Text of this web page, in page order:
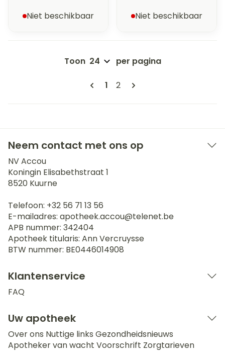
Niet beschikbaar Niet beschikbaar
Pagina's
U lees momenteel pagina
1 Pagina
2
Toon per pagina
Neem contact met ons op
NV Accou
Koningin Elisabethstraat 1
8520 Kuurne
Telefoon: +32 56 71 13 56
E-mailadres: apotheek.accou@telenet.be
APB nummer: 342404
Apotheek titularis: Ann Vercruysse
BTW nummer: BE0446014908
Klantenservice
FAQ
Uw apotheek
Over ons Nuttige links Gezondheidsnieuws
Apotheker van wacht Voorschrift Zorgtarieven